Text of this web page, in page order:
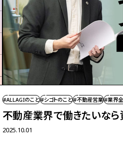
#ALLAGIのこと#シゴトのこと#不動産営業#業界
不動産業界で働きたいなら
2025.10.01